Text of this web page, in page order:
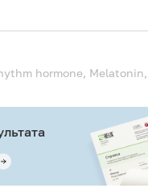
hormone,